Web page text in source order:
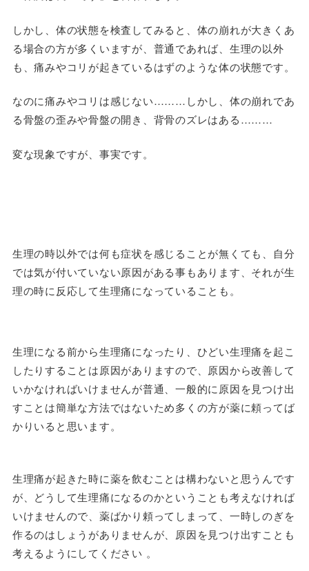
しかし、体の状態を検査してみると、体の崩れが大きくあ
る場合の方が多くいますが、普通であれば、生理の以外
も、痛みやコリが起きているはずのような体の状態です。
なのに痛みやコリは感じない………しかし、体の崩れであ
る骨盤の歪みや骨盤の開き、背骨のズレはある………
変な現象ですが、事実です。
生理の時以外では何も症状を感じることが無くても、自分
では気が付いていない原因がある事もあります、それが生
理の時に反応して生理痛になっていることも。
生理になる前から生理痛になったり、ひどい生理痛を起こ
したりすることは原因がありますので、原因から改善して
いかなければいけませんが普通、一般的に原因を見つけ出
すことは簡単な方法ではないため多くの方が薬に頼ってば
かりいると思います。
生理痛が起きた時に薬を飲むことは構わないと思うんです
が、どうして生理痛になるのかということも考えなければ
いけませんので、薬ばかり頼ってしまって、一時しのぎを
作るのはしょうがありませんが、原因を見つけ出すことも
考えるようにしてください 。